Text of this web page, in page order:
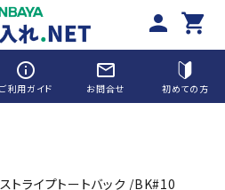
person shopping_cart
info_outline
ご利用ガイド
mail_outline
お問合せ 初めての方